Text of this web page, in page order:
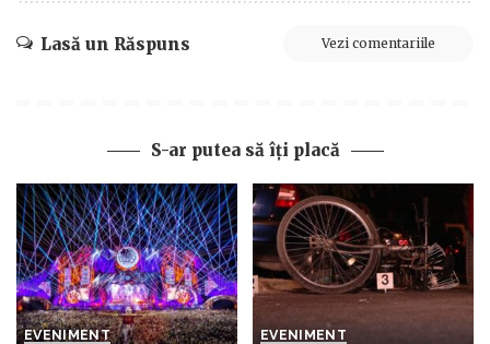
Lasă un Răspuns Vezi comentariile
S-ar putea să îți placă
EVENIMENT EVENIMENT